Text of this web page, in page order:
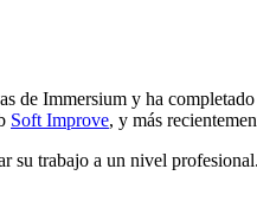
de Immersium y ha
Soft Improve, y más
su trabajo a un nivel profesional.